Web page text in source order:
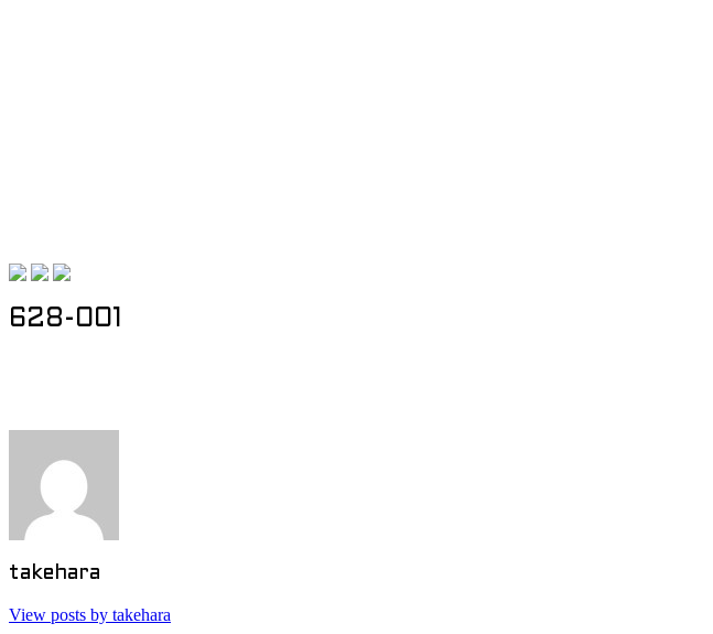
628-001
Post navigation
takehara
View posts by takehara